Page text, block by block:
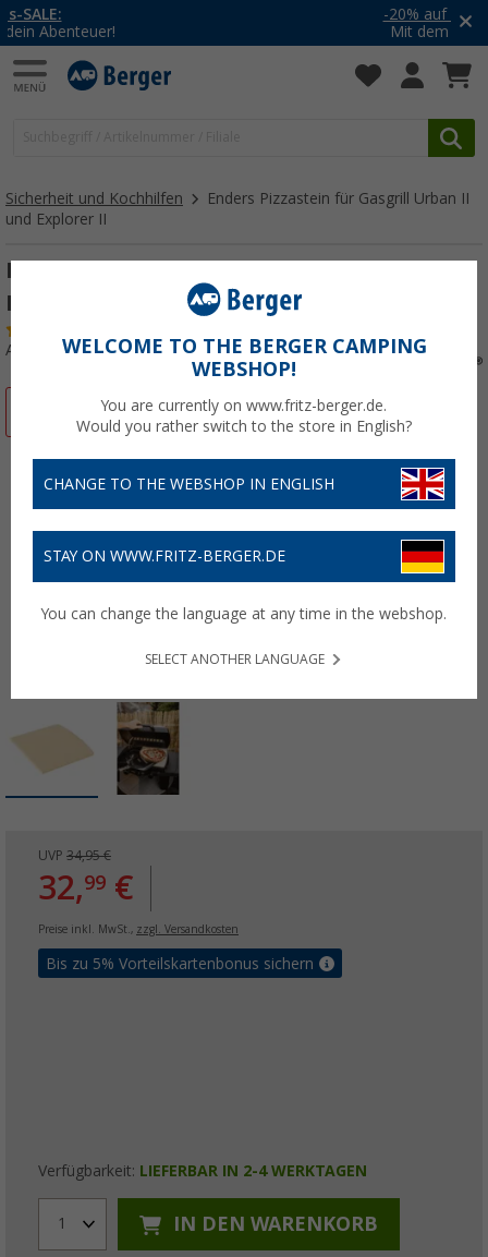
Sicherheit und Kochhilfen
Enders Pizzastein für Gasgrill Urban II
und Explorer II
Enders Pizzastein für Gasgrill Urban II und
Explorer II
Art.-Nr.: 869754
UVP 34,95 €
32,99 €
Preise inkl. MwSt., zzgl. Versandkosten
Bis zu 5% Vorteilskartenbonus sichern
Verfügbarkeit: LIEFERBAR IN 2-4 WERKTAGEN
1 IN DEN WARENKORB
WELCOME TO THE BERGER CAMPING
WEBSHOP!
You are currently on www.fritz-berger.de.
Would you rather switch to the store in English?
CHANGE TO THE WEBSHOP IN ENGLISH
STAY ON WWW.FRITZ-BERGER.DE
You can change the language at any time in the webshop.
SELECT ANOTHER LANGUAGE